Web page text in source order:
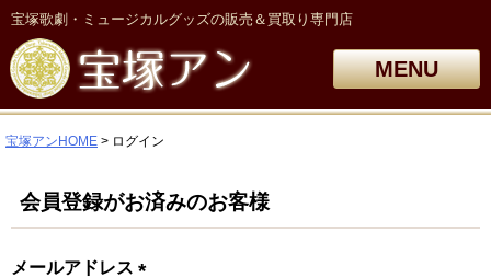
宝塚歌劇・ミュージカルグッズの販売＆買取り専門店
MENU
宝塚アンHOME ログイン
会員登録がお済みのお客様
メールアドレス